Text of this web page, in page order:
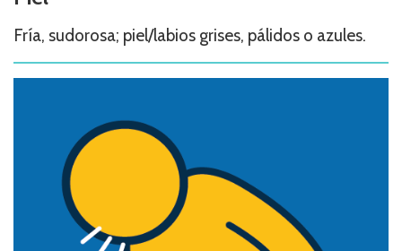
Fría, sudorosa; piel/labios grises, pálidos o azules.